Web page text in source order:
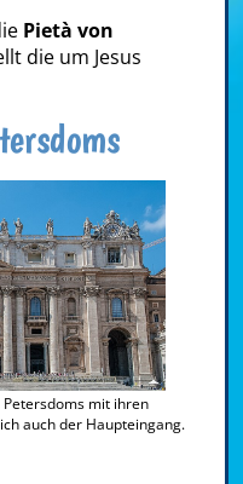
Pietà von
die um Jesus
mit ihren
auch der Haupteingang.